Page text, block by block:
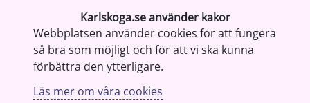
Karlskoga.se använder kakor
Webbplatsen använder cookies för att fungera
så bra som möjligt och för att vi ska kunna
förbättra den ytterligare.
Läs mer om våra cookies